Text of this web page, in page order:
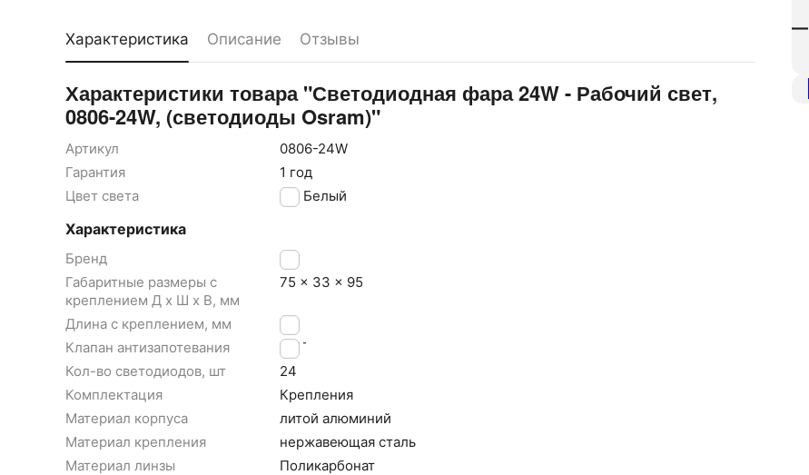
—
Характеристика Описание Отзывы
Характеристики товара "Светодиодная фара 24W - Рабочий свет,
0806-24W, (светодиоды Osram)"
Артикул
0806-24W
Гарантия
1 год
Цвет света
Белый
Характеристика
Бренд
LB
Габаритные размеры с
креплением Д x Ш x В, мм
75 × 33 × 95
Длина с креплением, мм
75
Клапан антизапотевания
НЕТ
Кол-во светодиодов, шт
24
Комплектация
Крепления
Материал корпуса
литой алюминий
Материал крепления
нержавеющая сталь
Материал линзы
Поликарбонат